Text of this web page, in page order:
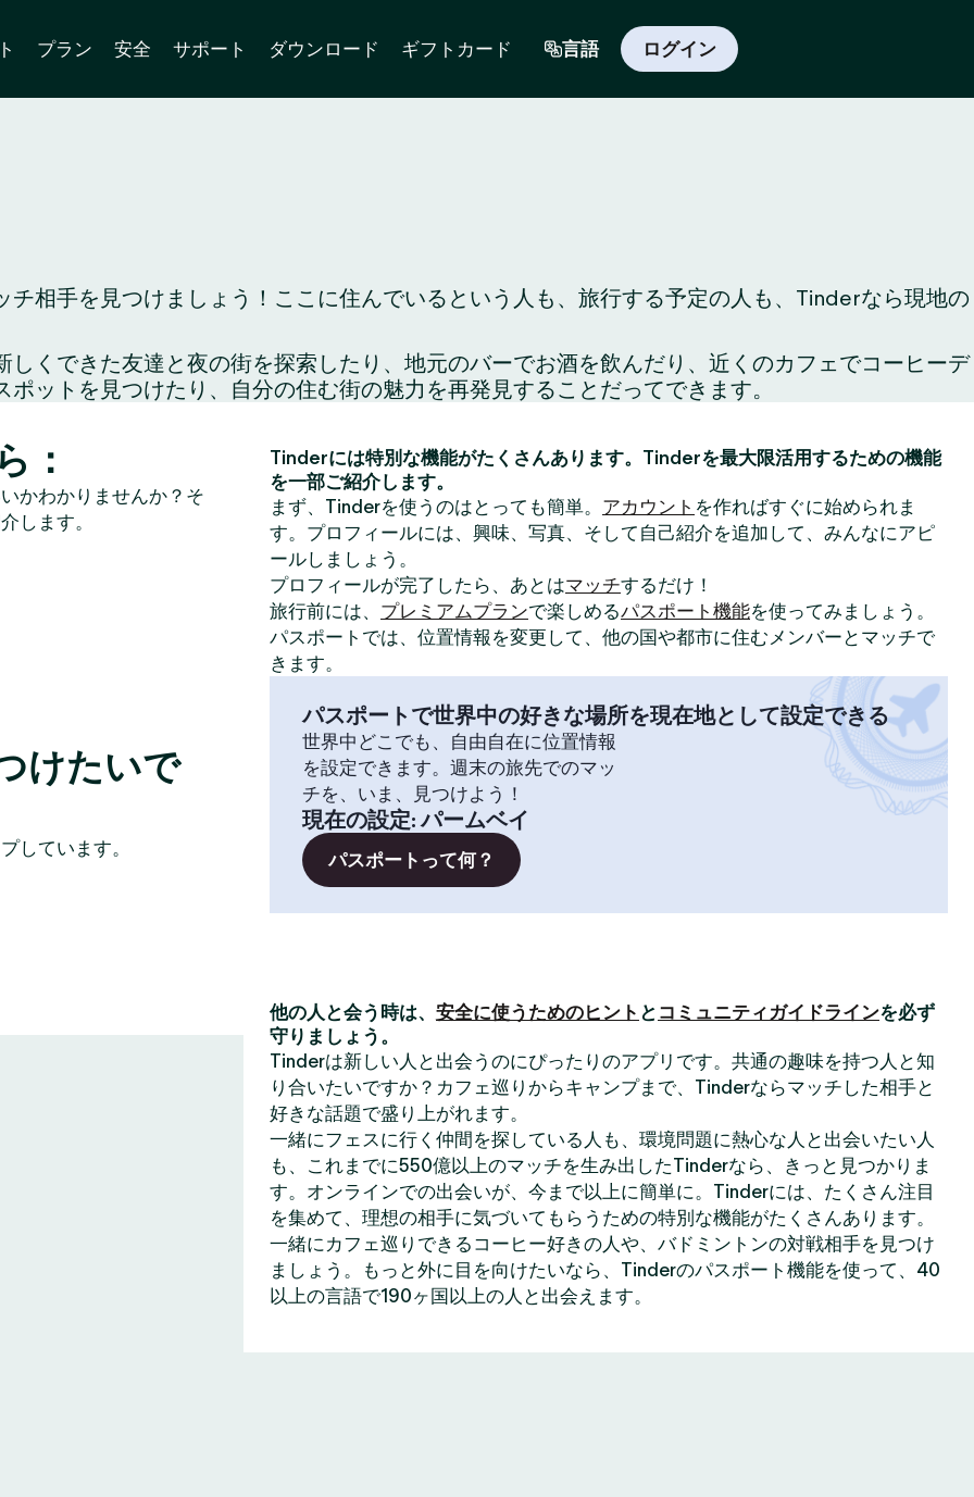
プラン 安全 サポート ダウンロード ギフトカード 言語 ログイン
相手を見つけましょう！ここに住んでいるという人も、旅行する予定の人も、Tinderなら現地の
くできた友達と夜の街を探索したり、地元のバーでお酒を飲んだり、近くのカフェでコーヒーデ
ットを見つけたり、自分の住む街の魅力を再発見することだってできます。
：
かわかりませんか？そ
します。
けたいで
しています。
Tinderには特別な機能がたくさんあります。Tinderを最大限活用するための機能
を一部ご紹介します。
まず、Tinderを使うのはとっても簡単。 アカウント を作ればすぐに始められま
す。プロフィールには、興味、写真、そして自己紹介を追加して、みんなにアピ
ールしましょう。
プロフィールが完了したら、あとはマッチするだけ！
旅行前には、 プレミアムプランで楽しめるパスポート機能を使ってみましょう。
パスポートでは、位置情報を変更して、他の国や都市に住むメンバーとマッチで
きます。
パスポートで世界中の好きな場所を現在地として設定できる
世界中どこでも、自由自在に位置情報
を設定できます。週末の旅先でのマッ
チを、いま、見つけよう！
現在の設定:パームベイ
パスポートって何？
他の人と会う時は、 安全に使うためのヒント と コミュニティガイドラインを必ず
守りましょう。
Tinderは新しい人と出会うのにぴったりのアプリです。共通の趣味を持つ人と知
り合いたいですか？カフェ巡りからキャンプまで、Tinderならマッチした相手と
好きな話題で盛り上がれます。
一緒にフェスに行く仲間を探している人も、環境問題に熱心な人と出会いたい人
も、これまでに550億以上のマッチを生み出したTinderなら、きっと見つかりま
す。オンラインでの出会いが、今まで以上に簡単に。Tinderには、たくさん注目
を集めて、理想の相手に気づいてもらうための特別な機能がたくさんあります。
一緒にカフェ巡りできるコーヒー好きの人や、バドミントンの対戦相手を見つけ
ましょう。もっと外に目を向けたいなら、Tinderのパスポート機能を使って、40
以上の言語で190ヶ国以上の人と出会えます。